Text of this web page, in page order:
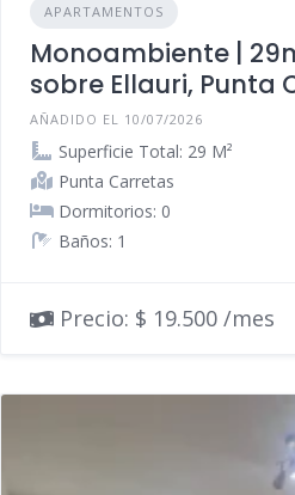
APARTAMENTOS
Monoambiente |
sobre Ellauri, Punta
AÑADIDO EL 10/07/2026
Superficie Total: 29 M²
Punta Carretas
Dormitorios: 0
Baños: 1
Precio: $ 19.500 /mes